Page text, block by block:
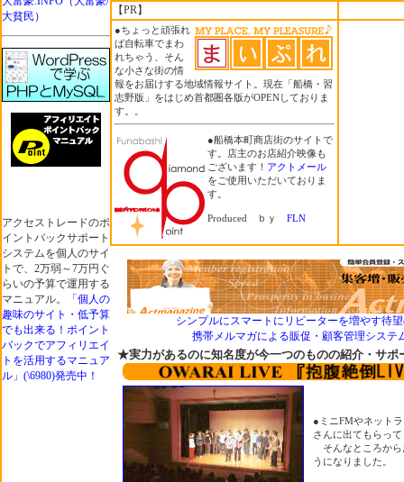
大貧民）
アクセストレードのポ
イントバックサポート
システムを個人のサイ
トで、2万弱～7万円ぐ
らいの予算で運用する
マニュアル。
「個人の
趣味のサイト・低予算
でも出来る！ポイント
バックでアフィリエイ
トを活用するマニュア
ル」(\6980)発売中！
【PR】
●ちょっと頑張れ
ば自転車でまわ
れちゃう、そん
な小さな街の情
報をお届けする地域情報サイト。現在「船橋・習
志野版」をはじめ首都圏各版がOPENしておりま
す。。
●船橋本町商店街のサイトで
す。店主のお店紹介映像も
ございます！ アクトメール
をご使用いただいておりま
す。
Produced ｂｙ FLN
シンプルにスマートにリピーターを増やす待
携帯メルマガによる販促・顧客管理システ
★実力があるのに知名度が今一つのものの紹介・サポ
●ミニFMやネット
さんに出てもらっ
そんなところから
うになりました。